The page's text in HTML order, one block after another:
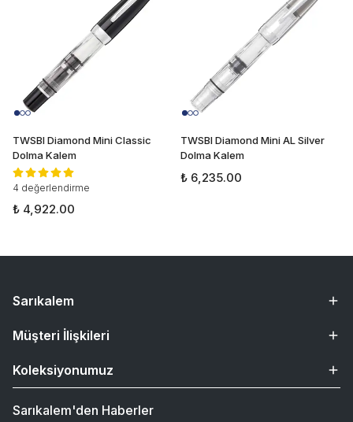
TWSBI Diamond Mini Classic
Dolma Kalem
4 değerlendirme
₺ 4,922.00
TWSBI Diamond Mini AL Silver
Dolma Kalem
₺ 6,235.00
Sarıkalem
Müşteri İlişkileri
Koleksiyonumuz
Sarıkalem'den Haberler